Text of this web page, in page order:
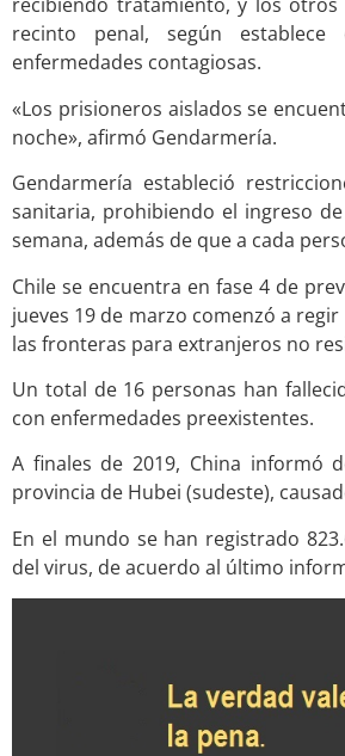
recinto penal, según
enfermedades contagiosas.
«Los prisioneros aislados se
noche», afirmó Gendarmería.
Gendarmería estableció
sanitaria, prohibiendo el ingreso
semana, además de que a cada
Chile se encuentra en fase 4 de
jueves 19 de marzo comenzó a
las fronteras para extranjeros no
Un total de 16 personas han
con enfermedades preexistentes.
A finales de 2019, China informó
provincia de Hubei (sudeste),
En el mundo se han registrado
del virus, de acuerdo al último